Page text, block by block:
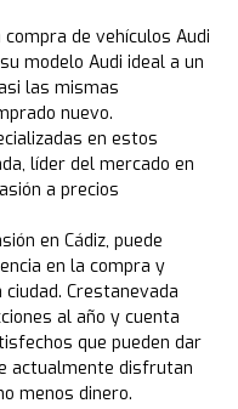
de vehículos Audi
modelo Audi ideal a un
las mismas
nuevo.
en estos
líder del mercado en
a precios
en Cádiz, puede
en la compra y
Crestanevada
al año y cuenta
que pueden dar
actualmente disfrutan
menos dinero.